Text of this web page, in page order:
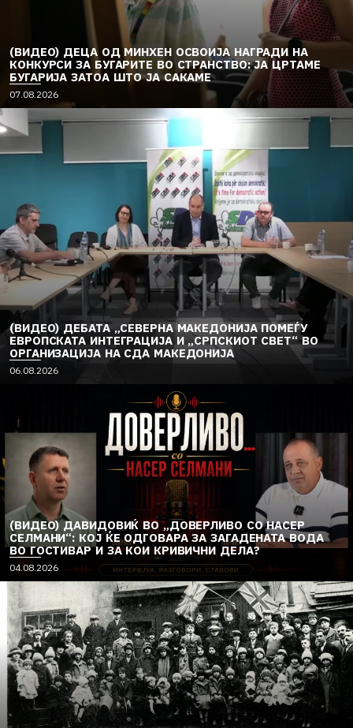
(ВИДЕО) ДЕЦА ОД МИНХЕН ОСВОИЈА НАГРАДИ НА
КОНКУРСИ ЗА БУГАРИТЕ ВО СТРАНСТВО: ЈА ЦРТАМЕ
БУГАРИЈА ЗАТОА ШТО ЈА САКАМЕ
07.08.2026
(ВИДЕО) ДЕБАТА „СЕВЕРНА МАКЕДОНИЈА ПОМЕЃУ
ЕВРОПСКАТА ИНТЕГРАЦИЈА И „СРПСКИОТ СВЕТ“ ВО
ОРГАНИЗАЦИЈА НА СДА МАКЕДОНИЈА
06.08.2026
(ВИДЕО) ДАВИДОВИЌ ВО „ДОВЕРЛИВО СО НАСЕР
СЕЛМАНИ“: КОЈ ЌЕ ОДГОВАРА ЗА ЗАГАДЕНАТА ВОДА
ВО ГОСТИВАР И ЗА КОИ КРИВИЧНИ ДЕЛА?
04.08.2026